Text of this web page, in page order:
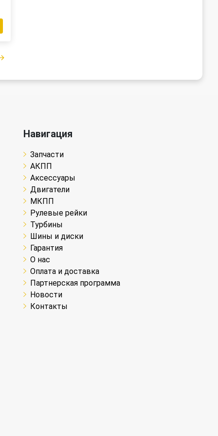
Навигация
Запчасти
АКПП
Аксессуары
Двигатели
МКПП
Рулевые рейки
Турбины
Шины и диски
Гарантия
О нас
Оплата и доставка
Партнерская программа
Новости
Контакты